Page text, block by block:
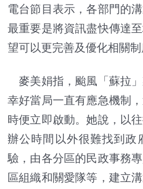
電台節目表示，各部門的
最重要是將資訊盡快傳達
望可以更完善及優化相關制
麥美娟指，颱風「蘇拉」
幸好當局一直有應急機制
時便立即啟動。她說，以
辦公時間以外很難找到政
驗，由各分區的民政事務
區組織和關愛隊等，建立